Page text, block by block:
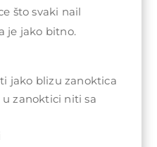
što svaki nail
je jako bitno.
jako blizu zanoktica
u zanoktici niti sa